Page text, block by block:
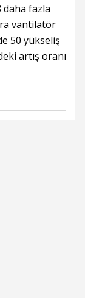
daha fazla
vantilatör
50 yükseliş
artış oranı